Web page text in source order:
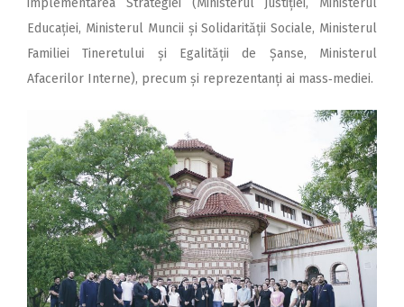
implementarea Strategiei (Ministerul Justiției, Ministerul
Educației, Ministerul Muncii și Solidarității Sociale, Ministerul
Familiei Tineretului și Egalității de Șanse, Ministerul
Afacerilor Interne), precum și reprezentanți ai mass‑mediei.